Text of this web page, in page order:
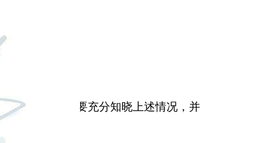
售数量，乙方要充分知晓上述情况，并